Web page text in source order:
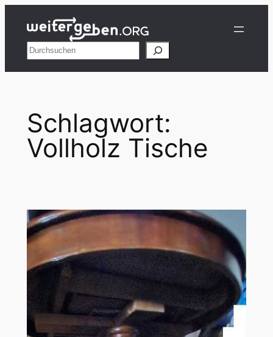
Inhalt
springenSuchen
Schlagwort:
Vollholz Tische